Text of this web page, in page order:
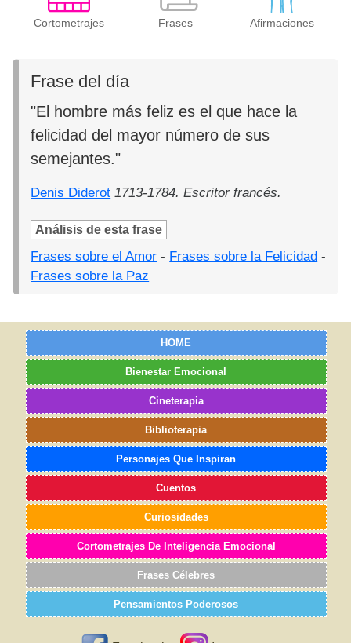
Cortometrajes Frases Afirmaciones
Frase del día
"El hombre más feliz es el que hace la
felicidad del mayor número de sus
semejantes."
Denis Diderot 1713-1784. Escritor francés.
Análisis de esta frase
Frases sobre el Amor - Frases sobre la Felicidad -
Frases sobre la Paz
HOME
Bienestar Emocional
Cineterapia
Biblioterapia
Personajes Que Inspiran
Cuentos
Curiosidades
Cortometrajes De Inteligencia Emocional
Frases Célebres
Pensamientos Poderosos